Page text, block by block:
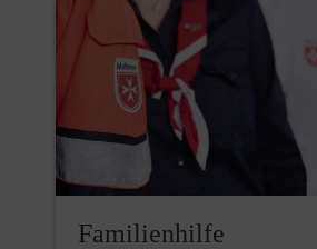
Familienhilfe